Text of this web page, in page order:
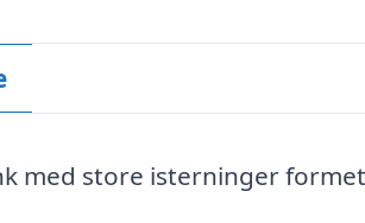
med store isterninger